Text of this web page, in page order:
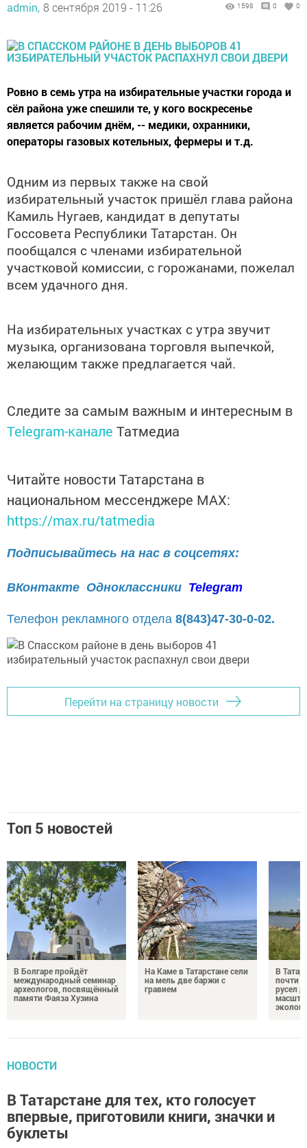
admin, 8 сентября 2019 - 11:26 1598 0 0
​​​​​​​Ровно в семь утра на избирательные участки города и
сёл района уже спешили те, у кого воскресенье
является рабочим днём, -- медики, охранники,
операторы газовых котельных, фермеры и т.д.
Одним из первых также на свой
избирательный участок пришёл глава района
Камиль Нугаев, кандидат в депутаты
Госсовета Республики Татарстан. Он
пообщался с членами избирательной
участковой комиссии, с горожанами, пожелал
всем удачного дня.
На избирательных участках с утра звучит
музыка, организована торговля выпечкой,
желающим также предлагается чай.
Следите за самым важным и интересным в
Telegram-канале Татмедиа
Читайте новости Татарстана в
национальном мессенджере MАХ:
https://max.ru/tatmedia
Подписывайтесь на нас в соцсетях:
ВКонтакте Одноклассники Telegram
Телефон рекламного отдела 8(843)47-30-0-02.
Перейти на страницу новости
Топ 5 новостей
В Болгаре пройдёт
международный семинар
археологов, посвящённый
памяти Фаяза Хузина
На Каме в Татарстане сели
на мель две баржи с
гравием
В
почти
русел
НОВОСТИ
В Татарстане для тех, кто голосует
впервые, приготовили книги, значки и
буклеты